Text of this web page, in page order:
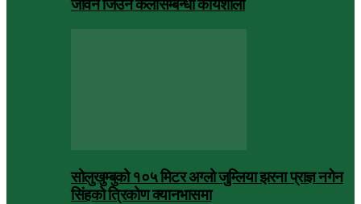
जीवन जिउने कलासम्बन्धी कार्यशाला
सोलुखुम्बुको १०५ मिटर अग्लो जुम्लिया झरना प्राज्ञ नगेन
सिंहको त्रिकोण क्यानभासमा